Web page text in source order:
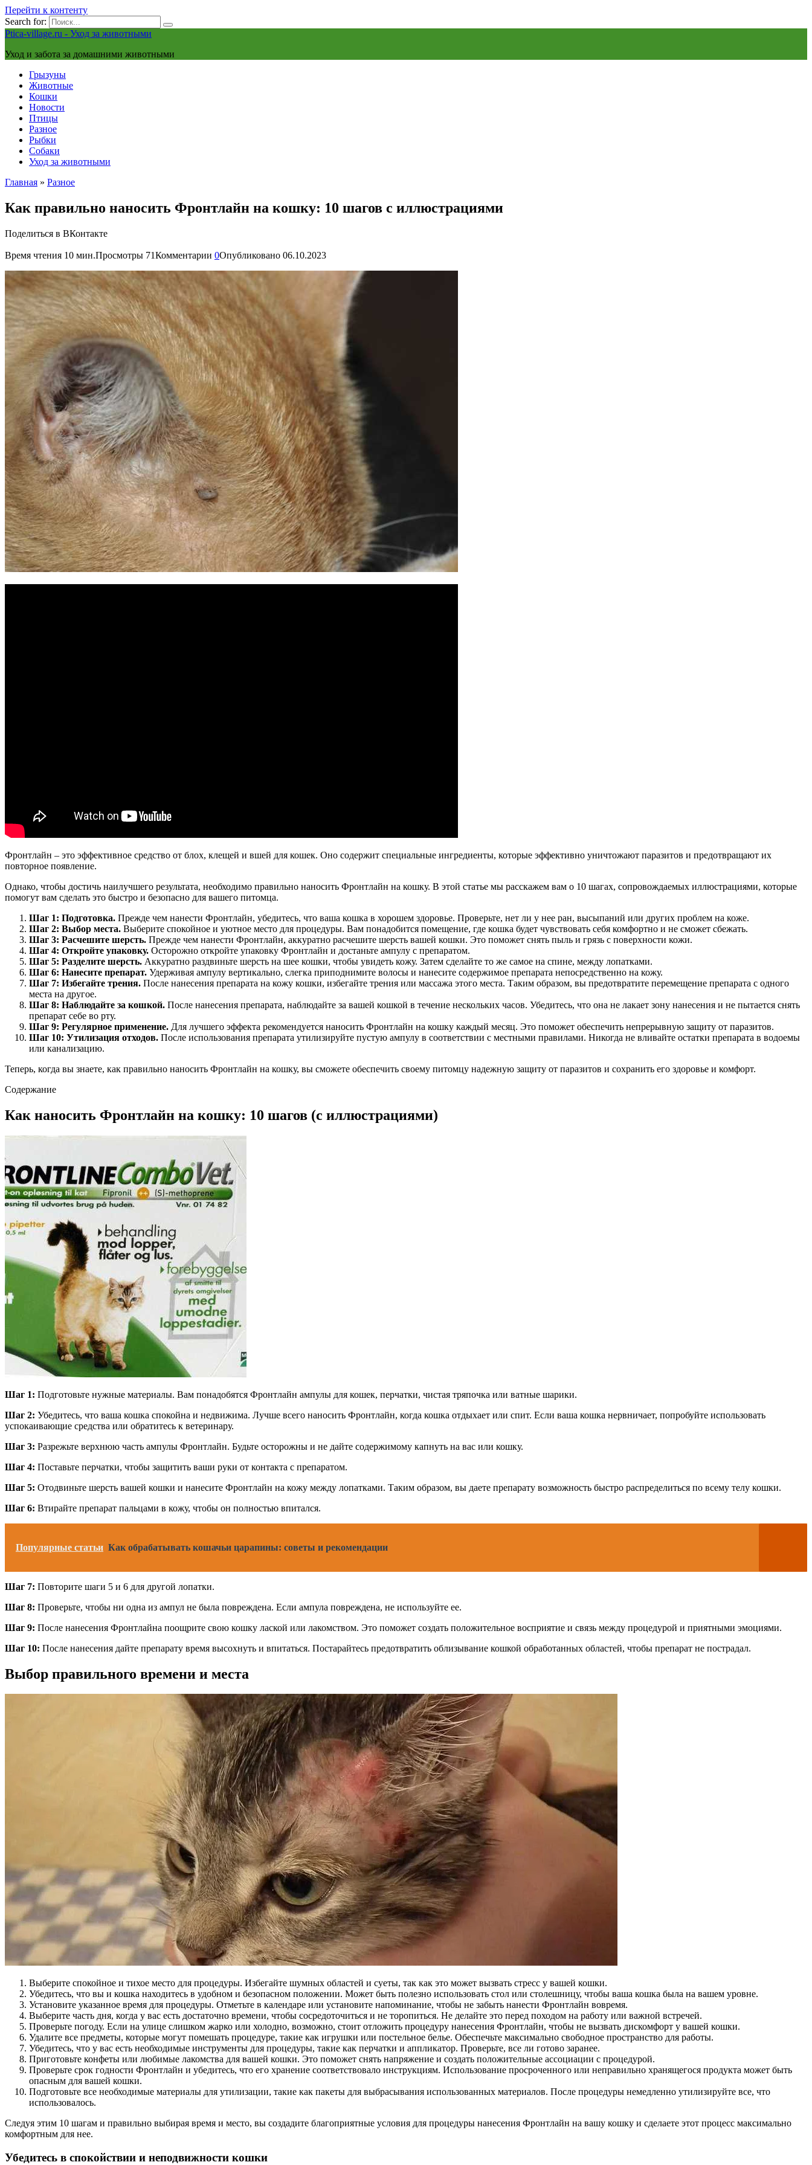
Перейти к контенту
Search for:
Ptica-village.ru - Уход за животными
Уход и забота за домашними животными
Грызуны
Животные
Кошки
Новости
Птицы
Разное
Рыбки
Собаки
Уход за животными
Главная » Разное
Как правильно наносить Фронтлайн на кошку: 10 шагов с иллюстрациями
Поделиться в ВКонтакте
Время чтения 10 мин.Просмотры 71Комментарии 0Опубликовано 06.10.2023
Фронтлайн – это эффективное средство от блох, клещей и вшей для кошек. Оно содержит специальные ингредиенты, которые эффективно уничтожают паразитов и предотвращают их
повторное появление.
Однако, чтобы достичь наилучшего результата, необходимо правильно наносить Фронтлайн на кошку. В этой статье мы расскажем вам о 10 шагах, сопровождаемых иллюстрациями, которые
помогут вам сделать это быстро и безопасно для вашего питомца.
Шаг 1: Подготовка. Прежде чем нанести Фронтлайн, убедитесь, что ваша кошка в хорошем здоровье. Проверьте, нет ли у нее ран, высыпаний или других проблем на коже.
Шаг 2: Выбор места. Выберите спокойное и уютное место для процедуры. Вам понадобится помещение, где кошка будет чувствовать себя комфортно и не сможет сбежать.
Шаг 3: Расчешите шерсть. Прежде чем нанести Фронтлайн, аккуратно расчешите шерсть вашей кошки. Это поможет снять пыль и грязь с поверхности кожи.
Шаг 4: Откройте упаковку. Осторожно откройте упаковку Фронтлайн и достаньте ампулу с препаратом.
Шаг 5: Разделите шерсть. Аккуратно раздвиньте шерсть на шее кошки, чтобы увидеть кожу. Затем сделайте то же самое на спине, между лопатками.
Шаг 6: Нанесите препарат. Удерживая ампулу вертикально, слегка приподнимите волосы и нанесите содержимое препарата непосредственно на кожу.
Шаг 7: Избегайте трения. После нанесения препарата на кожу кошки, избегайте трения или массажа этого места. Таким образом, вы предотвратите перемещение препарата с одного
места на другое.
Шаг 8: Наблюдайте за кошкой. После нанесения препарата, наблюдайте за вашей кошкой в течение нескольких часов. Убедитесь, что она не лакает зону нанесения и не пытается снять
препарат себе во рту.
Шаг 9: Регулярное применение. Для лучшего эффекта рекомендуется наносить Фронтлайн на кошку каждый месяц. Это поможет обеспечить непрерывную защиту от паразитов.
Шаг 10: Утилизация отходов. После использования препарата утилизируйте пустую ампулу в соответствии с местными правилами. Никогда не вливайте остатки препарата в водоемы
или канализацию.
Теперь, когда вы знаете, как правильно наносить Фронтлайн на кошку, вы сможете обеспечить своему питомцу надежную защиту от паразитов и сохранить его здоровье и комфорт.
Содержание
Как наносить Фронтлайн на кошку: 10 шагов (с иллюстрациями)
Шаг 1: Подготовьте нужные материалы. Вам понадобятся Фронтлайн ампулы для кошек, перчатки, чистая тряпочка или ватные шарики.
Шаг 2: Убедитесь, что ваша кошка спокойна и недвижима. Лучше всего наносить Фронтлайн, когда кошка отдыхает или спит. Если ваша кошка нервничает, попробуйте использовать
успокаивающие средства или обратитесь к ветеринару.
Шаг 3: Разрежьте верхнюю часть ампулы Фронтлайн. Будьте осторожны и не дайте содержимому капнуть на вас или кошку.
Шаг 4: Поставьте перчатки, чтобы защитить ваши руки от контакта с препаратом.
Шаг 5: Отодвиньте шерсть вашей кошки и нанесите Фронтлайн на кожу между лопатками. Таким образом, вы даете препарату возможность быстро распределиться по всему телу кошки.
Шаг 6: Втирайте препарат пальцами в кожу, чтобы он полностью впитался.
Популярные статьи Как обрабатывать кошачьи царапины: советы и рекомендации
Шаг 7: Повторите шаги 5 и 6 для другой лопатки.
Шаг 8: Проверьте, чтобы ни одна из ампул не была повреждена. Если ампула повреждена, не используйте ее.
Шаг 9: После нанесения Фронтлайна поощрите свою кошку лаской или лакомством. Это поможет создать положительное восприятие и связь между процедурой и приятными эмоциями.
Шаг 10: После нанесения дайте препарату время высохнуть и впитаться. Постарайтесь предотвратить облизывание кошкой обработанных областей, чтобы препарат не пострадал.
Выбор правильного времени и места
Выберите спокойное и тихое место для процедуры. Избегайте шумных областей и суеты, так как это может вызвать стресс у вашей кошки.
Убедитесь, что вы и кошка находитесь в удобном и безопасном положении. Может быть полезно использовать стол или столешницу, чтобы ваша кошка была на вашем уровне.
Установите указанное время для процедуры. Отметьте в календаре или установите напоминание, чтобы не забыть нанести Фронтлайн вовремя.
Выберите часть дня, когда у вас есть достаточно времени, чтобы сосредоточиться и не торопиться. Не делайте это перед походом на работу или важной встречей.
Проверьте погоду. Если на улице слишком жарко или холодно, возможно, стоит отложить процедуру нанесения Фронтлайн, чтобы не вызвать дискомфорт у вашей кошки.
Удалите все предметы, которые могут помешать процедуре, такие как игрушки или постельное белье. Обеспечьте максимально свободное пространство для работы.
Убедитесь, что у вас есть необходимые инструменты для процедуры, такие как перчатки и аппликатор. Проверьте, все ли готово заранее.
Приготовьте конфеты или любимые лакомства для вашей кошки. Это поможет снять напряжение и создать положительные ассоциации с процедурой.
Проверьте срок годности Фронтлайн и убедитесь, что его хранение соответствовало инструкциям. Использование просроченного или неправильно хранящегося продукта может быть
опасным для вашей кошки.
Подготовьте все необходимые материалы для утилизации, такие как пакеты для выбрасывания использованных материалов. После процедуры немедленно утилизируйте все, что
использовалось.
Следуя этим 10 шагам и правильно выбирая время и место, вы создадите благоприятные условия для процедуры нанесения Фронтлайн на вашу кошку и сделаете этот процесс максимально
комфортным для нее.
Убедитесь в спокойствии и неподвижности кошки